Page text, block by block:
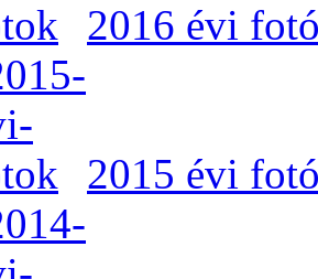
2016 évi
2015 évi